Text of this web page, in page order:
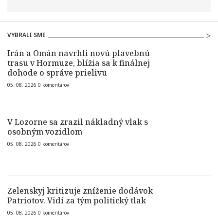
VYBRALI SME
Irán a Omán navrhli novú plavebnú
trasu v Hormuze, blížia sa k finálnej
dohode o správe prielivu
05. 08. 2026 0 komentárov
V Lozorne sa zrazil nákladný vlak s
osobným vozidlom
05. 08. 2026 0 komentárov
Zelenskyj kritizuje zníženie dodávok
Patriotov. Vidí za tým politický tlak
05. 08. 2026 0 komentárov